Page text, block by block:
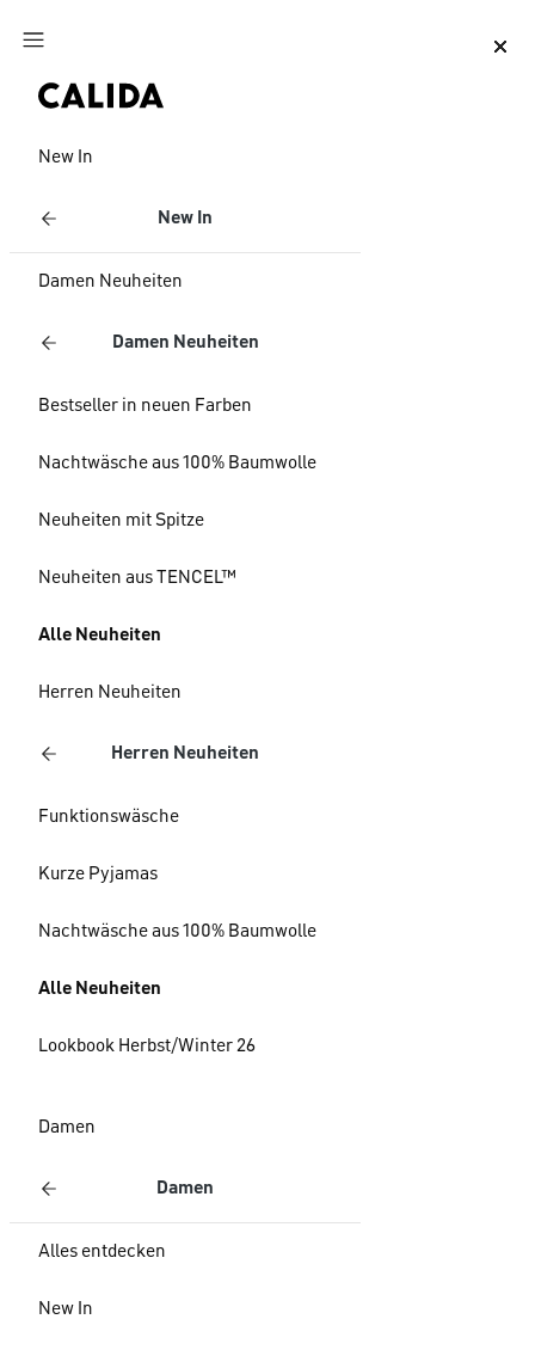
Zum Hauptinhalt springen
New In
New In
Damen Neuheiten
Damen Neuheiten
Bestseller in neuen Farben
Nachtwäsche aus 100% Baumwolle
Neuheiten mit Spitze
Neuheiten aus TENCEL™
Alle Neuheiten
Herren Neuheiten
Herren Neuheiten
Funktionswäsche
Kurze Pyjamas
Nachtwäsche aus 100% Baumwolle
Alle Neuheiten
Lookbook Herbst/Winter 26
Damen
Damen
Alles entdecken
New In